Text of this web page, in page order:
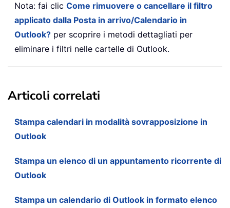
Nota: fai clic Come rimuovere o cancellare il filtro
applicato dalla Posta in arrivo/Calendario in
Outlook? per scoprire i metodi dettagliati per
eliminare i filtri nelle cartelle di Outlook.
Articoli correlati
Stampa calendari in modalità sovrapposizione in
Outlook
Stampa un elenco di un appuntamento ricorrente di
Outlook
Stampa un calendario di Outlook in formato elenco